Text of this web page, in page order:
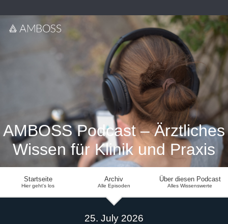
AMBOSS Podcast – Ärztliches
Wissen für Klinik und Praxis
Startseite
Hier geht's los
Archiv
Alle Episoden
Über diesen Podcast
Alles Wissenswerte
25. July 2026